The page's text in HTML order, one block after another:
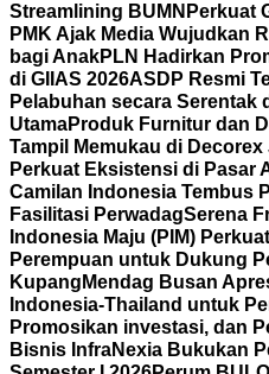
Streamlining BUMN Perkuat
PMK Ajak Media Wujudkan
bagi AnakPLN Hadirkan
di GIIAS 2026ASDP Resmi
Pelabuhan secara Serentak
UtamaProduk Furnitur dan
Tampil Memukau di
Perkuat Eksistensi di Pasar
Camilan Indonesia Tembus
Fasilitasi PerwadagSerena
Indonesia Maju (PIM)
Perempuan untuk Dukung
Kupang Mendag Busan
Indonesia-Thailand untuk
Promosikan investasi, dan
Bisnis InfraNexia Bukukan